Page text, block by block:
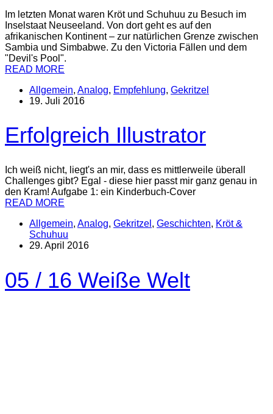
Im letzten Monat waren Kröt und Schuhuu zu Besuch im
Inselstaat Neuseeland. Von dort geht es auf den
afrikanischen Kontinent – zur natürlichen Grenze zwischen
Sambia und Simbabwe. Zu den Victoria Fällen und dem
"Devil's Pool".
READ MORE
Allgemein, Analog, Empfehlung, Gekritzel
19. Juli 2016
Erfolgreich Illustrator
Ich weiß nicht, liegt's an mir, dass es mittlerweile überall
Challenges gibt? Egal - diese hier passt mir ganz genau in
den Kram! Aufgabe 1: ein Kinderbuch-Cover
READ MORE
Allgemein, Analog, Gekritzel , Geschichten, Kröt &
Schuhuu
29. April 2016
05 / 16 Weiße Welt